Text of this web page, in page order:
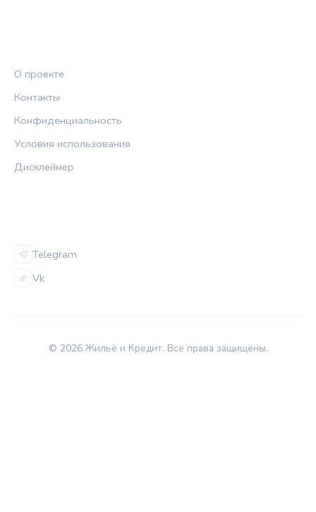
О проекте
Контакты
Конфиденциальность
Условия использования
Дисклеймер
Telegram
Vk
© 2026 Жильё и Кредит. Все права защищены.